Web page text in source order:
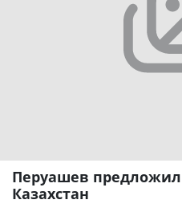
Перуашев
Казахстан